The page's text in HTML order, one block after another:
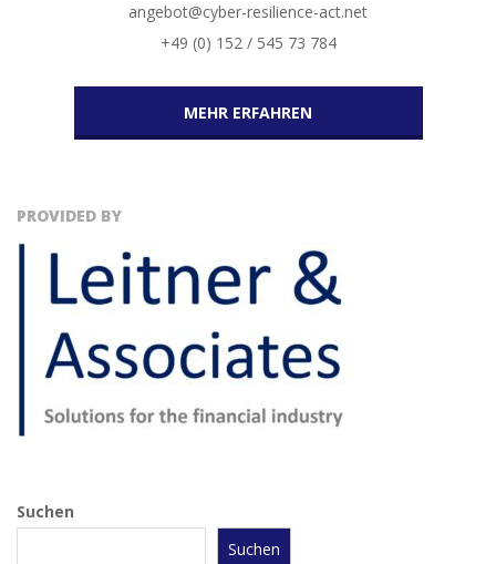
angebot@cyber-resilience-act.net
+49 (0) 152 / 545 73 784
MEHR ERFAHREN
PROVIDED BY
Suchen
Suchen